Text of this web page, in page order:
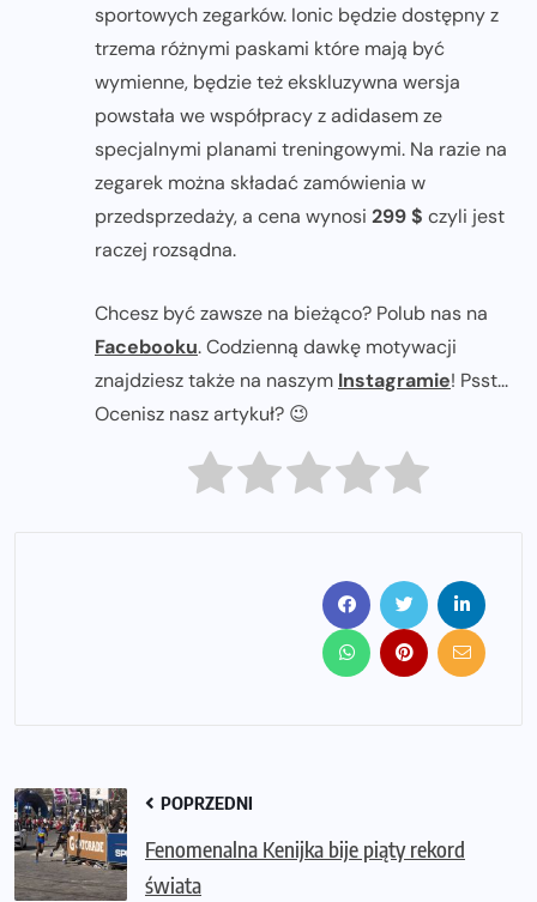
sportowych zegarków. Ionic będzie dostępny z
trzema różnymi paskami które mają być
wymienne, będzie też ekskluzywna wersja
powstała we współpracy z adidasem ze
specjalnymi planami treningowymi. Na razie na
zegarek można składać zamówienia w
przedsprzedaży, a cena wynosi 299 $ czyli jest
raczej rozsądna.
Chcesz być zawsze na bieżąco? Polub nas na
Facebooku. Codzienną dawkę motywacji
znajdziesz także na naszym Instagramie! Psst...
Ocenisz nasz artykuł? 😉
POPRZEDNI
Fenomenalna Kenijka bije piąty rekord
świata